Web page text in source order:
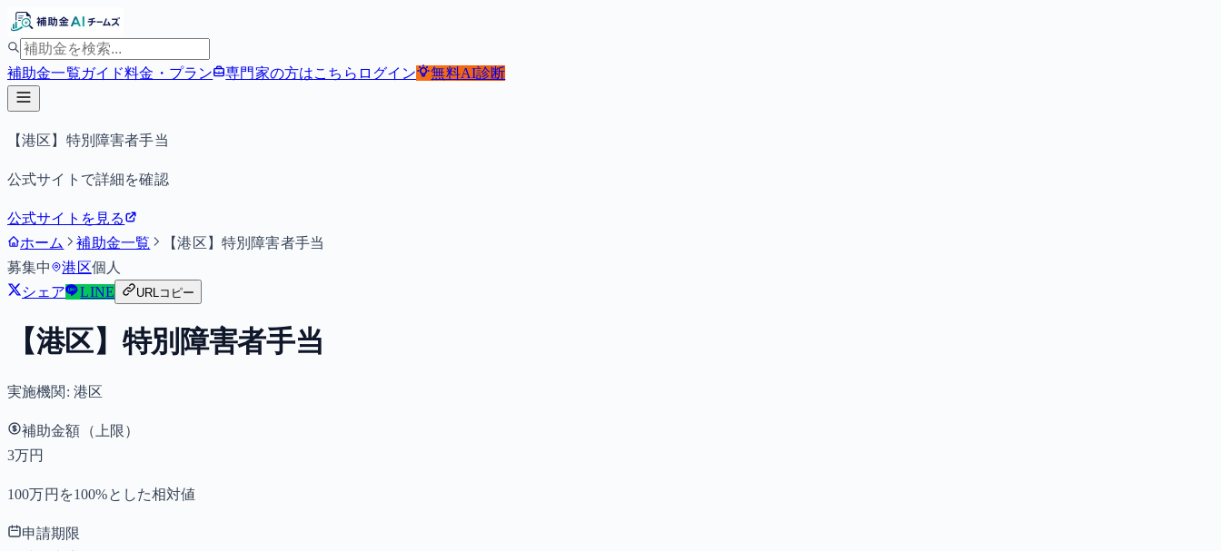
補助金一覧ガイド料金・プラン 専門家の方はこちら ログイン 無料AI診断
【港区】特別障害者手当
公式サイトで詳細を確認
公式サイトを見る
ホーム
補助金一覧
【港区】特別障害者手当
募集中
港区個人
シェア
LINE URLコピー
【港区】特別障害者手当
実施機関: 港区
補助金額（上限）
3万円
100万円を100%とした相対値
申請期限